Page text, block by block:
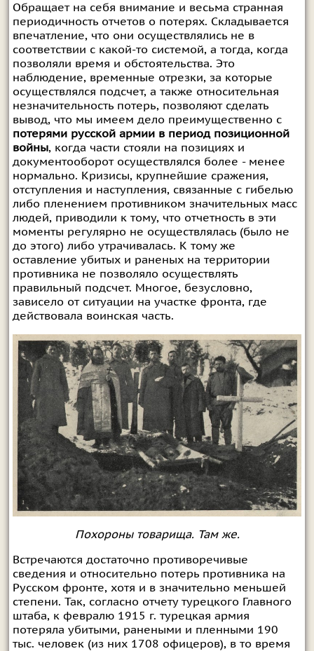
Обращает на себя внимание и весьма странная
периодичность отчетов о потерях. Складывается
впечатление, что они осуществлялись не в
соответствии с какой-то системой, а тогда, когда
позволяли время и обстоятельства. Это
наблюдение, временные отрезки, за которые
осуществлялся подсчет, а также относительная
незначительность потерь, позволяют сделать
вывод, что мы имеем дело преимущественно с
потерями русской армии в период позиционной
войны, когда части стояли на позициях и
документооборот осуществлялся более - менее
нормально. Кризисы, крупнейшие сражения,
отступления и наступления, связанные с гибелью
либо пленением противником значительных масс
людей, приводили к тому, что отчетность в эти
моменты регулярно не осуществлялась (было не
до этого) либо утрачивалась. К тому же
оставление убитых и раненых на территории
противника не позволяло осуществлять
правильный подсчет. Многое, безусловно,
зависело от ситуации на участке фронта, где
действовала воинская часть.
Похороны товарища. Там же.
Встречаются достаточно противоречивые
сведения и относительно потерь противника на
Русском фронте, хотя и в значительно меньшей
степени. Так, согласно отчету турецкого Главного
штаба, к февралю 1915 г. турецкая армия
потеряла убитыми, ранеными и пленными 190
тыс. человек (из них 1708 офицеров), в то время